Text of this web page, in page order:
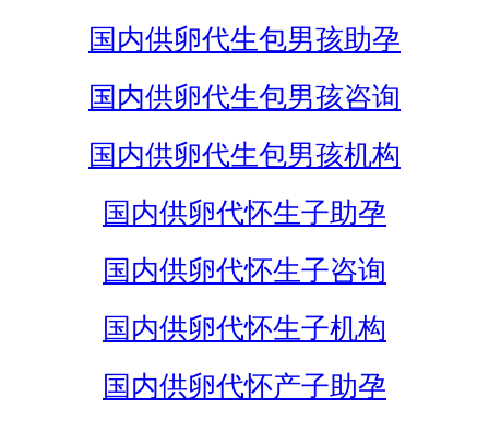
国内供卵代生包男孩助孕
国内供卵代生包男孩咨询
国内供卵代生包男孩机构
国内供卵代怀生子助孕
国内供卵代怀生子咨询
国内供卵代怀生子机构
国内供卵代怀产子助孕